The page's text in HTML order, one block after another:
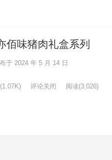
佰味猪肉礼盒系列
于 2024 年 5 月 14 日
评论关闭 阅读(3,026)